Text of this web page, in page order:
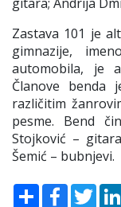
Zastava 101 je
gimnazije,
automobila, je
Članove benda
različitim
pesme. Bend
Stojković –
Šemić – bubnjevi.
Share